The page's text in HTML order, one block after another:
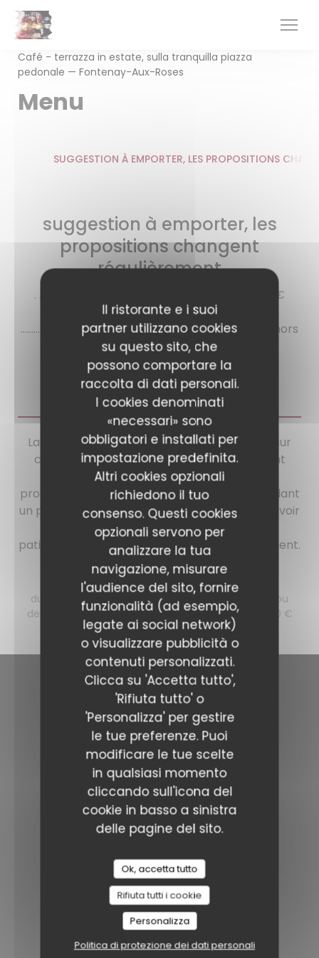
Personalizzazione delle tue scelte sui cookie
Il ristorante e i suoi
partner utilizzano cookies
su questo sito, che
possono comportare la
raccolta di dati personali.
I cookies denominati
«necessari» sono
obbligatori e installati per
impostazione predefinita.
Altri cookies opzionali
richiedono il tuo
consenso. Questi cookies
opzionali servono per
analizzare la tua
navigazione, misurare
l'audience del sito, fornire
funzionalità (ad esempio,
legate ai social network)
o visualizzare pubblicità o
contenuti personalizzati.
Clicca su 'Accetta tutto',
'Rifiuta tutto' o
'Personalizza' per gestire
le tue preferenze. Puoi
modificare le tue scelte
in qualsiasi momento
cliccando sull'icona del
cookie in basso a sinistra
delle pagine del sito.
Ok, accetta tutto
Rifiuta tutti i cookie
Personalizza
Politica di protezione dei dati personali
Café - terrazza in estate, sulla tranquilla piazza
pedonale — Fontenay-Aux-Roses
Menu
SUGGESTION À EMPORTER, LES PROPOSITIONS
suggestion à emporter, les
propositions changent
régulièrement
. ................Formule entrée ou dessert + plat: 14€
.................Formule entrée + plat+ dessert: 16€
.................Plat seul: 11€ .................hamburger + frite (hors
formule): 14€
Carte & Menus
La majorité des produits que vous trouverez sur
cette carte, dans la mesure du possible, sont
confectionnés sur place. Au maximum de
provenance française . Certains plats demandant
un peu de temps de préparation avant de pouvoir
être servis, nous vous remercions de votre
patience et vous souhaitons un agréable moment.
formule du midi
du lundi au samedi midi, hors jours fériers entrée ou
dessert + plat: 20.50€ entrée, plat et dessert: 26.90 €
boissons non comprises
Contattaci
L'Odyssée
34 rue Boucicault 92260 Fontenay-Aux-Roses
01 43 50 91 91
Seguici
NEWSLETTER
Prenotazione